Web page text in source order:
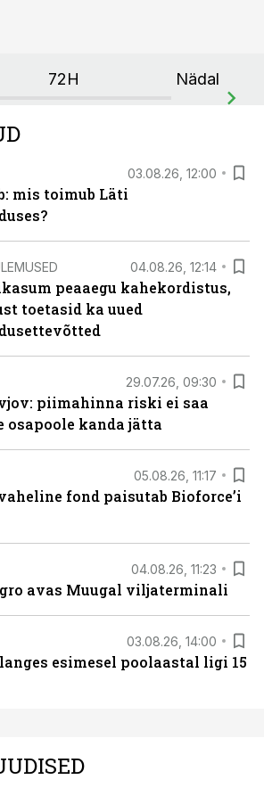
72H Nädal
03.08.26, 12:00
mis toimub Läti
04.08.26, 12:14
peaaegu kahekordistus,
toetasid ka uued
29.07.26, 09:30
piimahinna riski ei saa
osapoole kanda jätta
05.08.26, 11:17
fond paisutab Bioforce’i
04.08.26, 11:23
avas Muugal viljaterminali
03.08.26, 14:00
esimesel poolaastal ligi 15